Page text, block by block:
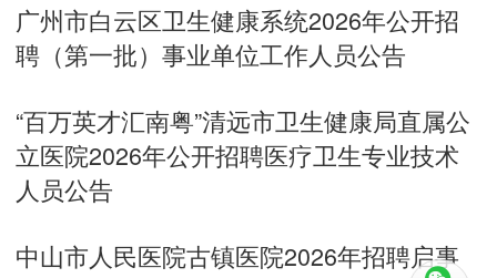
广州市白云区卫生健康系统2026年公开招
聘（第一批）事业单位工作人员公告
“百万英才汇南粤”清远市卫生健康局直属公
立医院2026年公开招聘医疗卫生专业技术
人员公告
中山市人民医院古镇医院2026年招聘启事